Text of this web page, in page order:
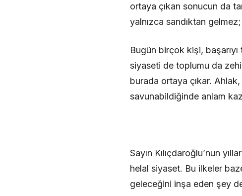
ortaya çıkan sonucun da
yalnızca sandıktan
Bugün birçok kişi,
siyaseti de toplumu da
burada ortaya çıkar.
savunabildiğinde anlam
Sayın Kılıçdaroğlu’nun
helal siyaset. Bu ilkeler
geleceğini inşa eden şey